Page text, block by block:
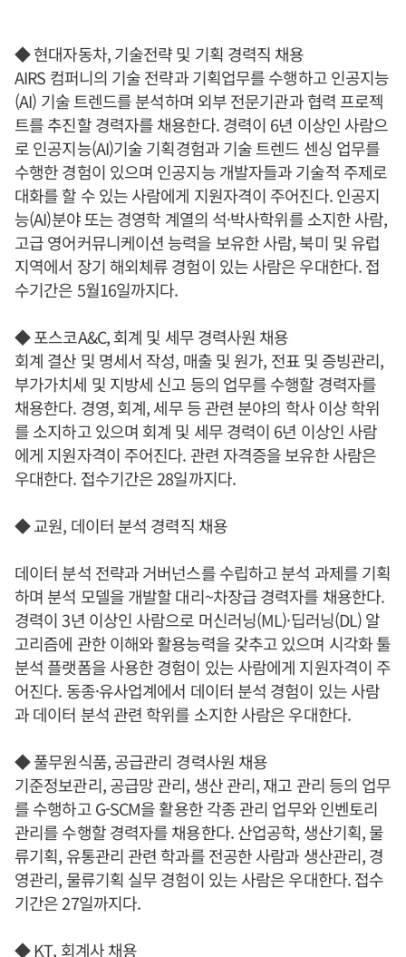
◆ 현대자동차, 기술전략 및 기획 경력직 채용
AIRS 컴퍼니의 기술 전략과 기획업무를 수행하고 인공지능
(AI) 기술 트렌드를 분석하며 외부 전문기관과 협력 프로젝
트를 추진할 경력자를 채용한다. 경력이 6년 이상인 사람으
로 인공지능(AI)기술 기획경험과 기술 트렌드 센싱 업무를
수행한 경험이 있으며 인공지능 개발자들과 기술적 주제로
대화를 할 수 있는 사람에게 지원자격이 주어진다. 인공지
능(AI)분야 또는 경영학 계열의 석·박사학위를 소지한 사람,
고급 영어커뮤니케이션 능력을 보유한 사람, 북미 및 유럽
지역에서 장기 해외체류 경험이 있는 사람은 우대한다. 접
수기간은 5월16일까지다.
◆ 포스코A&C, 회계 및 세무 경력사원 채용
회계 결산 및 명세서 작성, 매출 및 원가, 전표 및 증빙관리,
부가가치세 및 지방세 신고 등의 업무를 수행할 경력자를
채용한다. 경영, 회계, 세무 등 관련 분야의 학사 이상 학위
를 소지하고 있으며 회계 및 세무 경력이 6년 이상인 사람
에게 지원자격이 주어진다. 관련 자격증을 보유한 사람은
우대한다. 접수기간은 28일까지다.
◆ 교원, 데이터 분석 경력직 채용
데이터 분석 전략과 거버넌스를 수립하고 분석 과제를 기획
하며 분석 모델을 개발할 대리~차장급 경력자를 채용한다.
경력이 3년 이상인 사람으로 머신러닝(ML)·딥러닝(DL) 알
고리즘에 관한 이해와 활용능력을 갖추고 있으며 시각화 툴
분석 플랫폼을 사용한 경험이 있는 사람에게 지원자격이 주
어진다. 동종·유사업계에서 데이터 분석 경험이 있는 사람
과 데이터 분석 관련 학위를 소지한 사람은 우대한다.
◆ 풀무원식품, 공급관리 경력사원 채용
기준정보관리, 공급망 관리, 생산 관리, 재고 관리 등의 업무
를 수행하고 G-SCM을 활용한 각종 관리 업무와 인벤토리
관리를 수행할 경력자를 채용한다. 산업공학, 생산기획, 물
류기획, 유통관리 관련 학과를 전공한 사람과 생산관리, 경
영관리, 물류기획 실무 경험이 있는 사람은 우대한다. 접수
기간은 27일까지다.
◆ KT, 회계사 채용